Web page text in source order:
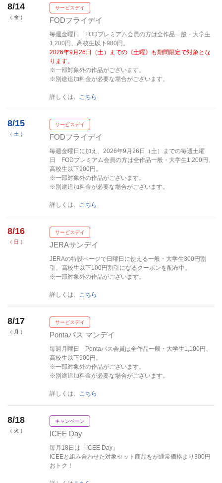
8/14
（ 金 ）
サービスデイ
FODフライデイ
毎週金曜日 FODプレミアム会員の方は全作品一般・大学生
1,200円、高校生以下900円。
2026年9月26日（土）までの《土曜》も期間限定で対象とな
ります。
※一部対象外の作品がございます。
※別途追加料金が必要な場合がございます。
詳しくは、 こちら
8/15
（ 土 ）
サービスデイ
FODフライデイ
毎週金曜日に加え、2026年9月26日（土）までの毎週土曜
日 FODプレミアム会員の方は全作品一般・大学生1,200円、
高校生以下900円。
※一部対象外の作品がございます。
※別途追加料金が必要な場合がございます。
詳しくは、 こちら
8/16
（ 日 ）
サービスデイ
JERAサンデイ
JERAの特設ページで日曜日に使える一般・大学生300円割
引、高校生以下100円割引になるクーポンを配布中。
※一部対象外の作品がございます。
詳しくは、 こちら
8/17
（ 月 ）
サービスデイ
Pontaパス マンデイ
毎週月曜日 Pontaパス会員は全作品一般・大学生1,100円、
高校生以下900円。
※一部対象外の作品がございます。
※別途追加料金が必要な場合がございます。
詳しくは、 こちら
8/18
（ 火 ）
キャンペーン
ICEE Day
毎月18日は「ICEE Day」
ICEEと組み合わせた対象セット商品をが通常価格より300円
おトク！